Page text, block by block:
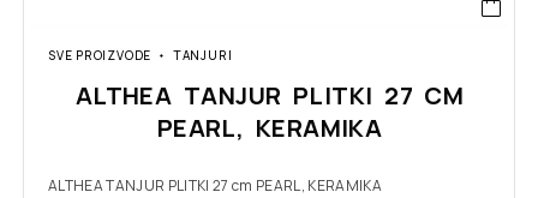
SVE PROIZVODE TANJURI
ALTHEA TANJUR PLITKI 27 CM
PEARL, KERAMIKA
ALTHEA TANJUR PLITKI 27 cm PEARL, KERAMIKA